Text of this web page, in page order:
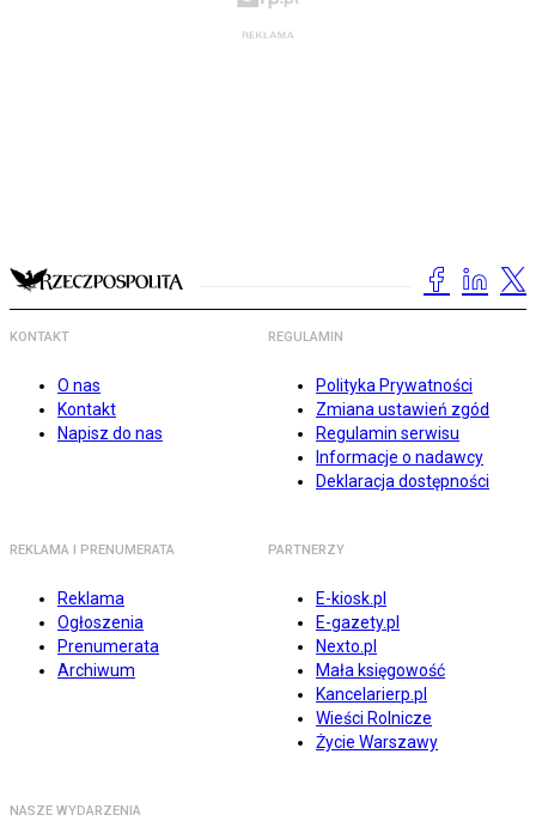
KONTAKT
O nas
Kontakt
Napisz do nas
REGULAMIN
Polityka Prywatności
Zmiana ustawień zgód
Regulamin serwisu
Informacje o nadawcy
Deklaracja dostępności
REKLAMA I PRENUMERATA
Reklama
Ogłoszenia
Prenumerata
Archiwum
PARTNERZY
E-kiosk.pl
E-gazety.pl
Nexto.pl
Mała księgowość
Kancelarierp.pl
Wieści Rolnicze
Życie Warszawy
NASZE WYDARZENIA